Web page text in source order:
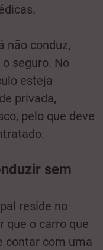
não conduz,
seguro. No
esteja
privada,
pelo que deve
sem
reside no
que o carro que
contar com uma